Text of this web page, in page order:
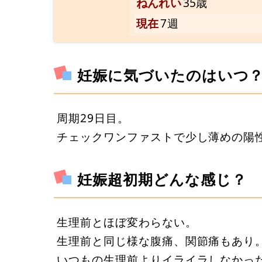
現在7週
妊娠に気づいたのはいつ？
周期29日目。
チェックワンファストで少し薄めの陽
妊娠超初期どんな感じ？
生理前とほぼ変わらない。
生理前と同じ様な腹痛、関節痛もあり。